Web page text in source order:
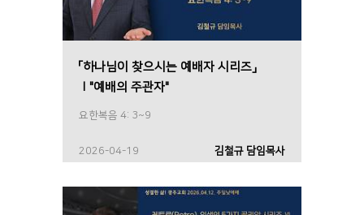
「하나님이 찾으시는 예배자 시리즈」
Ⅰ"예배의 주관자"
요한복음 4: 3~9
2026-04-19 김철규 담임목사